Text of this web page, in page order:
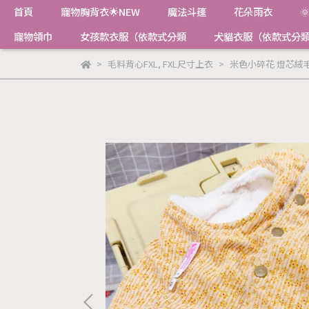
首頁 寵物胸背衣🌟NEW 魔法斗篷 花朵雨衣
寵物領巾
女孩款衣服（依款式分類 犬貓衣服（依款式分
毛料背心FXL, FXL尺寸上衣 米色小碎花 燈芯絨